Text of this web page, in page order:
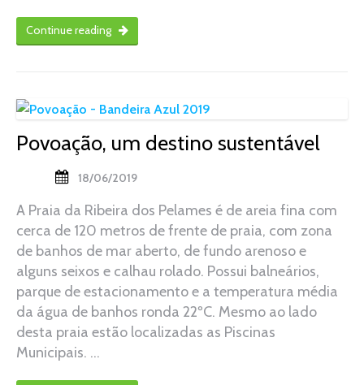
Continue reading
Povoação, um destino sustentável
18/06/2019
A Praia da Ribeira dos Pelames é de areia fina com
cerca de 120 metros de frente de praia, com zona
de banhos de mar aberto, de fundo arenoso e
alguns seixos e calhau rolado. Possui balneários,
parque de estacionamento e a temperatura média
da água de banhos ronda 22ºC. Mesmo ao lado
desta praia estão localizadas as Piscinas
Municipais. …